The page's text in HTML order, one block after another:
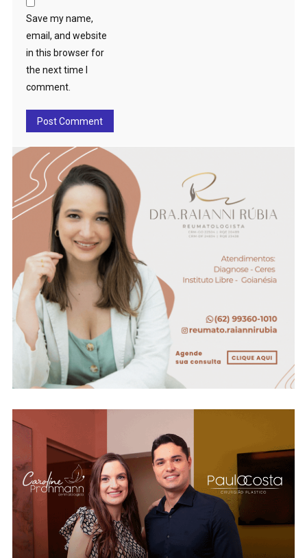
Save my name,
email, and website
in this browser for
the next time I
comment.